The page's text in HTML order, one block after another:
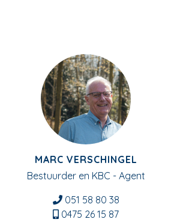
MARC VERSCHINGEL
Bestuurder en KBC - Agent
051 58 80 38
0475 26 15 87